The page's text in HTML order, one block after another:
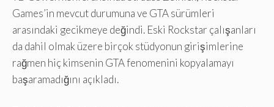
Games’in mevcut durumuna ve GTA sürümleri
arasındaki gecikmeye değindi. Eski Rockstar çalışanları
da dahil olmak üzere birçok stüdyonun girişimlerine
rağmen hiç kimsenin GTA fenomenini kopyalamayı
başaramadığını açıkladı.